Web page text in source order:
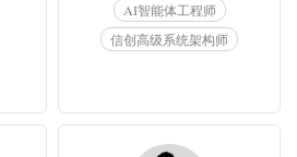
评师
仪沙盘》课程研发者
微软Azure云专家认证
腾讯TCA和TCP认证
AI智能体工程师
信创高级系统架构师